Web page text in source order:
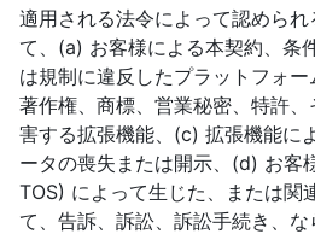
適用される法令によって認めら
て、(a) お客様による本契約、条
は規制に違反したプラットフォ
著作権、商標、営業秘密、特許
害する拡張機能、(c) 拡張機能に
ータの喪失または開示、(d) お客
TOS) によって生じた、または関
て、告訴、訴訟、訴訟手続き、